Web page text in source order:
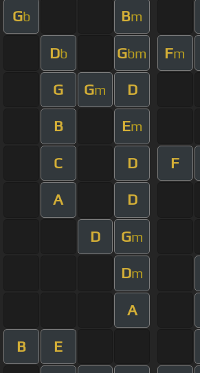
Gb Bm
Db Gbm Fm
G Gm D
B Em
C D F
A D
D Gm
Dm
A
B E